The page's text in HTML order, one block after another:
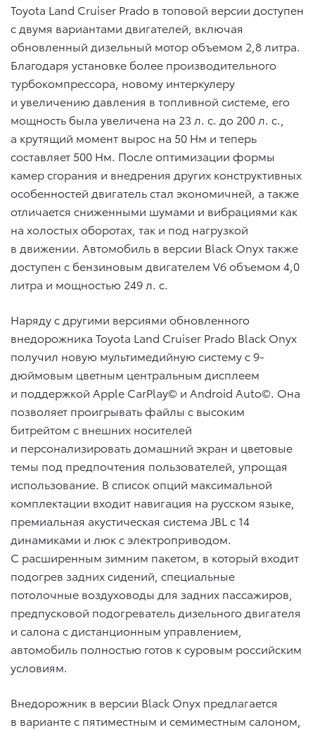
Toyota Land Cruiser Prado в топовой версии доступен
с двумя вариантами двигателей, включая
обновленный дизельный мотор объемом 2,8 литра.
Благодаря установке более производительного
турбокомпрессора, новому интеркулеру
и увеличению давления в топливной системе, его
мощность была увеличена на 23 л. с. до 200 л. с.,
а крутящий момент вырос на 50 Нм и теперь
составляет 500 Нм. После оптимизации формы
камер сгорания и внедрения других конструктивных
особенностей двигатель стал экономичней, а также
отличается сниженными шумами и вибрациями как
на холостых оборотах, так и под нагрузкой
в движении. Автомобиль в версии Black Onyx также
доступен с бензиновым двигателем V6 объемом 4,0
литра и мощностью 249 л. с.
Наряду с другими версиями обновленного
внедорожника Toyota Land Cruiser Prado Black Onyx
получил новую мультимедийную систему с 9-
дюймовым цветным центральным дисплеем
и поддержкой Apple CarPlay© и Android Auto©. Она
позволяет проигрывать файлы с высоким
битрейтом с внешних носителей
и персонализировать домашний экран и цветовые
темы под предпочтения пользователей, упрощая
использование. В список опций максимальной
комплектации входит навигация на русском языке,
премиальная акустическая система JBL с 14
динамиками и люк с электроприводом.
C расширенным зимним пакетом, в который входит
подогрев задних сидений, специальные
потолочные воздуховоды для задних пассажиров,
предпусковой подогреватель дизельного двигателя
и салона с дистанционным управлением,
автомобиль полностью готов к суровым российским
условиям.
Внедорожник в версии Black Onyх предлагается
в варианте с пятиместным и семиместным салоном,